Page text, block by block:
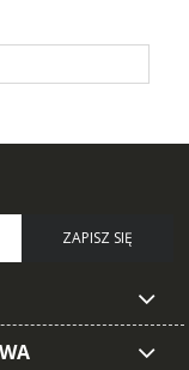
ZAPISZ SIĘ